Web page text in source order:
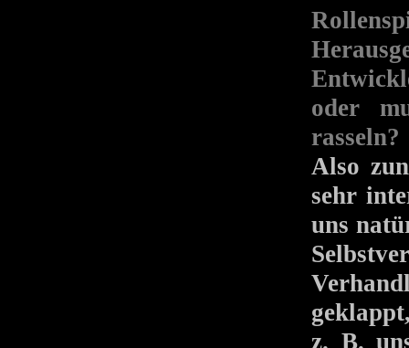
oder
rasseln?
Also
sehr
uns
z. B.